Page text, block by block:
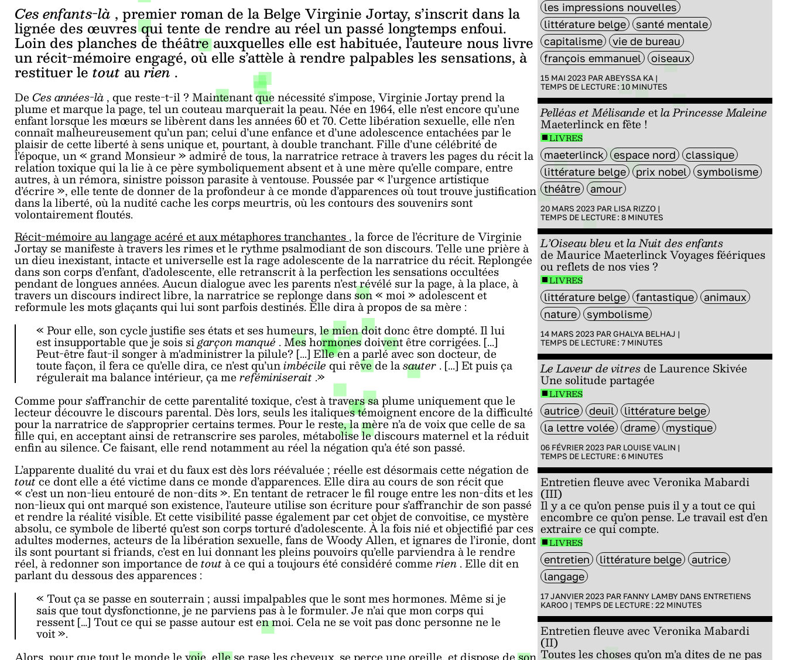
Ces enfants-là , premier roman de la Belge Virginie Jortay, s’inscrit dans la
lignée des œuvres qui tente de rendre au réel un passé longtemps enfoui.
Loin des planches de théâtre auxquelles elle est habituée, l’auteure nous livre
un récit-mémoire engagé, où elle s’attèle à rendre palpables les sensations, à
restituer le tout aurien.
DeCes années-là, que reste-t-il ? Maintenant que nécessité s’impose, Virginie Jortay prend la
plume et marque la page, tel un couteau marquerait la peau. Née en 1964, elle n’est encore qu’une
enfant lorsque les mœurs se libèrent dans les années 60 et 70. Cette libération sexuelle, elle n’en
connaît malheureusement qu’un pan; celui d’une enfance et d’une adolescence entachées par le
plaisir de cette liberté à sens unique et, pourtant, à double tranchant. Fille d’une célébrité de
l’époque, un « grand Monsieur » admiré de tous, la narratrice retrace à travers les pages du récit la
relation toxique qui la lie à ce père symboliquement absent et à une mère qu’elle compare, entre
autres, à un rémora, sinistre poisson parasite à ventouse. Poussée par « l’urgence artistique
d’écrire », elle tente de donner de la profondeur à ce monde d’apparences où tout trouve justification
dans la liberté, où la nudité cache les corps meurtris, où les contours des souvenirs sont
volontairement floutés.
Récit-mémoire au langage acéré et aux métaphores tranchantes, la force de l’écriture de Virginie
Jortay se manifeste à travers les rimes et le rythme psalmodiant de son discours. Telle une prière à
un dieu inexistant, intacte et universelle est la rage adolescente de la narratrice du récit. Replongée
dans son corps d’enfant, d’adolescente, elle retranscrit à la perfection les sensations occultées
pendant de longues années. Aucun dialogue avec les parents n’est révélé sur la page, à la place, à
travers un discours indirect libre, la narratrice se replonge dans son « moi » adolescent et
reformule les mots glaçants qui lui sont parfois destinés. Elle dira à propos de sa mère :
« Pour elle, son cycle justifie ses états et ses humeurs, le mien doit donc être dompté. Il lui
est insupportable que je sois sigarçon manqué . Mes hormones doivent être corrigées. [...]
Peut-être faut-il songer à m'administrer la pilule? [...] Elle en a parlé avec son docteur, de
toute façon, il fera ce qu’elle dira, ce n’est qu’unimbécilequi rêve de lasauter. [...] Et puis ça
régulerait ma balance intérieur, ça mereféminiserait .»
Comme pour s’affranchir de cette parentalité toxique, c’est à travers sa plume uniquement que le
lecteur découvre le discours parental. Dès lors, seuls les italiques témoignent encore de la difficulté
pour la narratrice de s’approprier certains termes. Pour le reste, la mère n’a de voix que celle de sa
fille qui, en acceptant ainsi de retranscrire ses paroles, métabolise le discours maternel et la réduit
enfin au silence. Ce faisant, elle rend notamment au réel la négation qu’a été son passé.
L’apparente dualité du vrai et du faux est dès lors réévaluée ; réelle est désormais cette négation de
toutce dont elle a été victime dans ce monde d’apparences. Elle dira au cours de son récit que
« c’est un non-lieu entouré de non-dits ». En tentant de retracer le fil rouge entre les non-dits et les
non-lieux qui ont marqué son existence, l’auteure utilise son écriture pour s’affranchir de son passé
et rendre la réalité visible. Et cette visibilité passe également par cet objet de convoitise, ce mystère
absolu, ce symbole de liberté qu’est son corps torturé d’adolescente. À la fois nié et objectifié par ces
adultes modernes, acteurs de la libération sexuelle, fans de Woody Allen, et ignares de l’ironie, dont
ils sont pourtant si friands, c’est en lui donnant les pleins pouvoirs qu’elle parviendra à le rendre
réel, à redonner son importance detout à ce qui a toujours été considéré commerien. Elle dit en
parlant du dessous des apparences :
« Tout ça se passe en souterrain ; aussi impalpables que le sont mes hormones. Même si je
sais que tout dysfonctionne, je ne parviens pas à le formuler. Je n’ai que mon corps qui
ressent […] Tout ce qui se passe autour est en moi. Cela ne se voit pas donc personne ne le
voit ».
les impressions nouvelles
littérature belge
santé mentale
capitalisme
vie de bureau
françois emmanuel
oiseaux
15 MAI 2023 PARABEYSSA KA|
TEMPS DE LECTURE : 10MINUTES
Pelléas et Mélisandeetla Princesse Maleine
Maeterlinck en fête !
LIVRES
maeterlinck espace nord
classique
littérature belge
prix nobel
symbolisme
théâtre
amour
20 MARS 2023 PAR LISA RIZZO|
TEMPS DE LECTURE : 8MINUTES
L’Oiseau bleuetla Nuit des enfants
de Maurice Maeterlinck Voyages féériques
ou reflets de nos vies ?
LIVRES
littérature belge fantastique
animaux
nature
symbolisme
14 MARS 2023 PARGHALYA BELHAJ |
TEMPS DE LECTURE : 7MINUTES
Le Laveur de vitresde Laurence Skivée
Une solitude partagée
LIVRES
autrice deuil
littérature belge
la lettre volée
drame mystique
06 FÉVRIER 2023 PAR LOUISE VALIN |
TEMPS DE LECTURE : 6MINUTES
Entretien fleuve avec Veronika Mabardi
(III)
Il y a ce qu’on pense puis il y a tout ce qui
encombre ce qu’on pense. Le travail est d’en
extraire ce qui compte.
LIVRES
entretien littérature belge
autrice
langage
17 JANVIER 2023 PAR FANNY LAMBYDANS ENTRETIENS
KAROO| TEMPS DE LECTURE : 22 MINUTES
Entretien fleuve avec Veronika Mabardi
(II)
Toutes les choses qu’on m’a dites de ne pas